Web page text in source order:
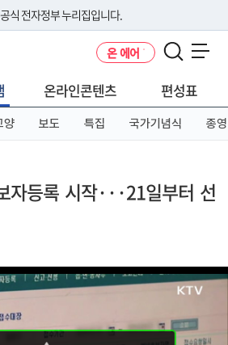
식 전자정부 누리집입니다.
기
른 도메인 주소를 사용하고 있다면 아래 URL에
보세요
온 에어
온라인콘텐츠 편성표
양 보도 특집 국가기념식 종영
자등록 시작···21일부터 선